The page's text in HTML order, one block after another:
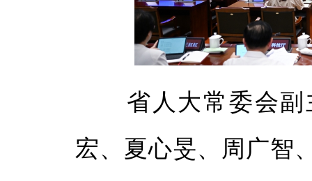
省人大常委会副
宏、夏心旻、周广智